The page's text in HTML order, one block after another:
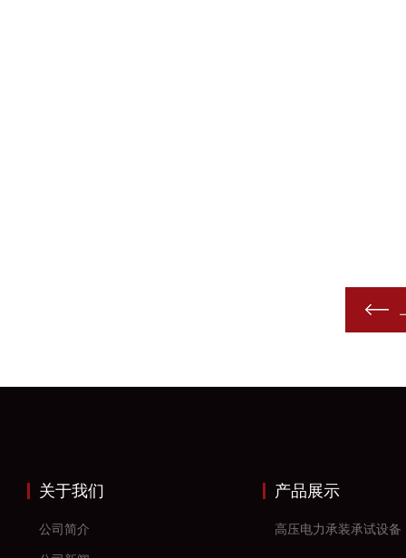
关于我们
公司简介
产品展示
高压电力承装承试设备